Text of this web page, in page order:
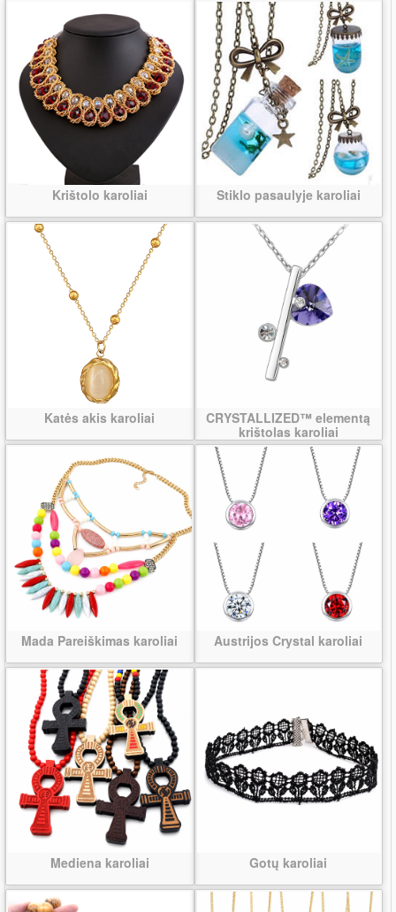
Krištolo karoliai Stiklo pasaulyje karoliai
Katės akis karoliai
CRYSTALLIZED™ elementą
krištolas karoliai
Mada Pareiškimas karoliai Austrijos Crystal karoliai
Mediena karoliai Gotų karoliai